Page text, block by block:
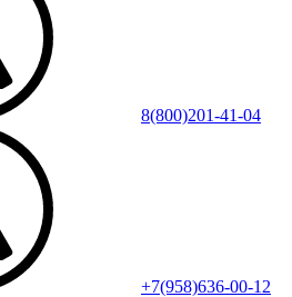
8(800)201-41-04
+7(958)636-00-12